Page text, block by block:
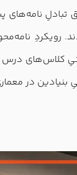
نامه‌های
رویکردِ
کلاس‌های درس
بنیادین در